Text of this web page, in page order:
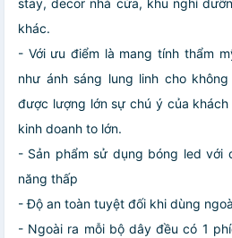
stay, decor nhà cửa, khu nghỉ
khác.
- Với ưu điểm là mang tính thẩm
như ánh sáng lung linh cho
được lượng lớn sự chú ý của
kinh doanh to lớn.
- Sản phẩm sử dụng bóng led với
năng thấp
- Độ an toàn tuyệt đối khi dùng
- Ngoài ra mỗi bộ dây đều có 1